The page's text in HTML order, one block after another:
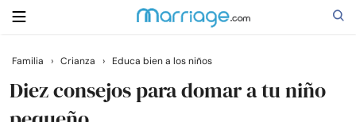
Buscar
Familia › Crianza › Educa bien a los niños
Diez consejos para domar a tu niño